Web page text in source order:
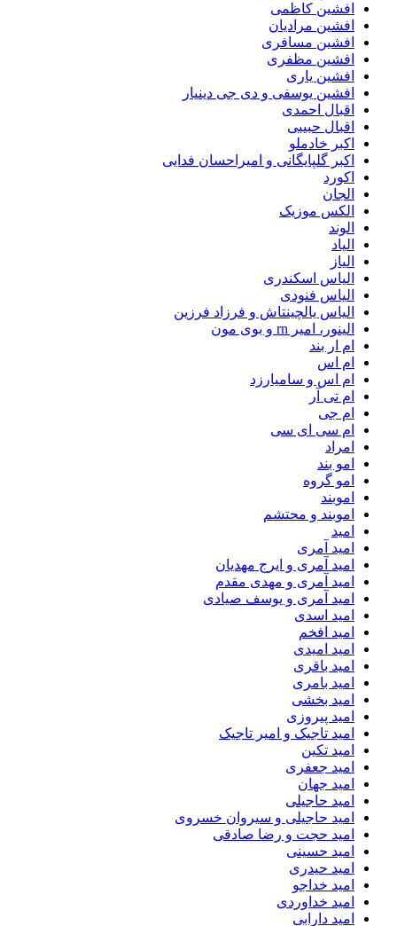
افشین کاظمی
افشین مرادیان
افشین مسافری
افشین مظفری
افشین یاری
افشین یوسفی و دی جی دینیار
اقبال احمدی
اقبال حبیبی
اکبر خادملو
اکبر گلپایگانی و امیراحسان فدایی
اکورد
الجان
الکس موزیک
الوند
الیاد
الیاز
الیاس اسکندری
الیاس فنودی
الیاس یالچینتاش و فرزاد فرزین
الینور، امیر rn و بوی مون
ام‌ ار بند
ام اس
ام اس و سامیارزد
ام تی آر
ام جی
ام سی ای سی
امراد
امو بند
امو گروه
اموبند
اموبند و محتشم
امید
امید آمری
امید آمری و ایرج مهدیان
امید آمری و مهدی مقدم
امید آمری و یوسف صیادی
امید اسدی
امید افخم
امید امیدی
امید باقری
امید بامری
امید بخشی
امید پیروزی
امید تاجیک و امیر تاجیک
امید تکین
امید جعفری
امید جهان
امید حاجیلی
امید حاجیلی و سیروان خسروی
امید حجت و رضا صادقی
امید حسینی
امید حیدری
امید خداجو
امید خداوردی
امید دارابی